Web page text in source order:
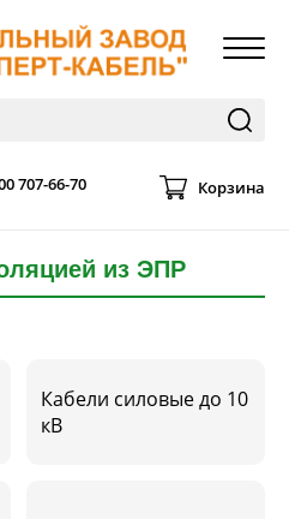
707-66-70 Корзина
из ЭПР
Кабели силовые до 10
кВ